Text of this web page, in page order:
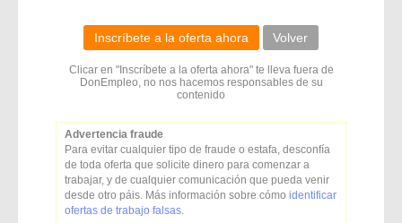
Inscríbete a la oferta ahora Volver
Clicar en "Inscríbete a la oferta ahora" te lleva fuera de
DonEmpleo, no nos hacemos responsables de su
contenido
Advertencia fraude
Para evitar cualquier tipo de fraude o estafa, desconfía
de toda oferta que solicite dinero para comenzar a
trabajar, y de cualquier comunicación que pueda venir
desde otro páis. Más información sobre cómo identificar
ofertas de trabajo falsas.